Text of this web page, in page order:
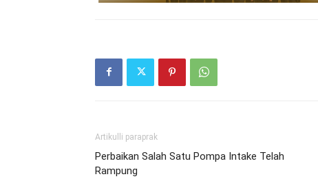
Artikulli paraprak
Perbaikan Salah Satu Pompa Intake Telah
Rampung